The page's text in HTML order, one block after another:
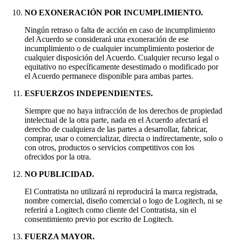
NO EXONERACIÓN POR INCUMPLIMIENTO.
Ningún retraso o falta de acción en caso de incumplimiento
del Acuerdo se considerará una exoneración de ese
incumplimiento o de cualquier incumplimiento posterior de
cualquier disposición del Acuerdo. Cualquier recurso legal o
equitativo no específicamente desestimado o modificado por
el Acuerdo permanece disponible para ambas partes.
ESFUERZOS INDEPENDIENTES.
Siempre que no haya infracción de los derechos de propiedad
intelectual de la otra parte, nada en el Acuerdo afectará el
derecho de cualquiera de las partes a desarrollar, fabricar,
comprar, usar o comercializar, directa o indirectamente, solo o
con otros, productos o servicios competitivos con los
ofrecidos por la otra.
NO PUBLICIDAD.
El Contratista no utilizará ni reproducirá la marca registrada,
nombre comercial, diseño comercial o logo de Logitech, ni se
referirá a Logitech como cliente del Contratista, sin el
consentimiento previo por escrito de Logitech.
FUERZA MAYOR.